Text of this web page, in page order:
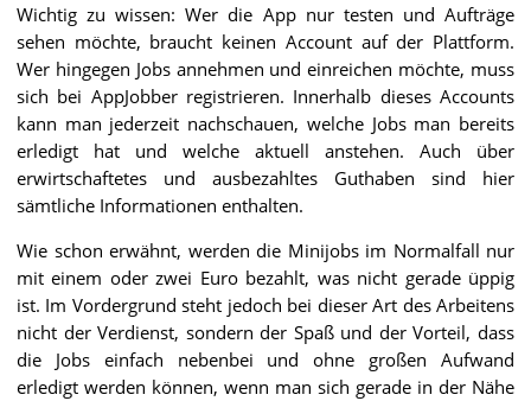
Wichtig zu wissen: Wer die App nur testen und Aufträge
sehen möchte, braucht keinen Account auf der Plattform.
Wer hingegen Jobs annehmen und einreichen möchte, muss
sich bei AppJobber registrieren. Innerhalb dieses Accounts
kann man jederzeit nachschauen, welche Jobs man bereits
erledigt hat und welche aktuell anstehen. Auch über
erwirtschaftetes und ausbezahltes Guthaben sind hier
sämtliche Informationen enthalten.
Wie schon erwähnt, werden die Minijobs im Normalfall nur
mit einem oder zwei Euro bezahlt, was nicht gerade üppig
ist. Im Vordergrund steht jedoch bei dieser Art des Arbeitens
nicht der Verdienst, sondern der Spaß und der Vorteil, dass
die Jobs einfach nebenbei und ohne großen Aufwand
erledigt werden können, wenn man sich gerade in der Nähe